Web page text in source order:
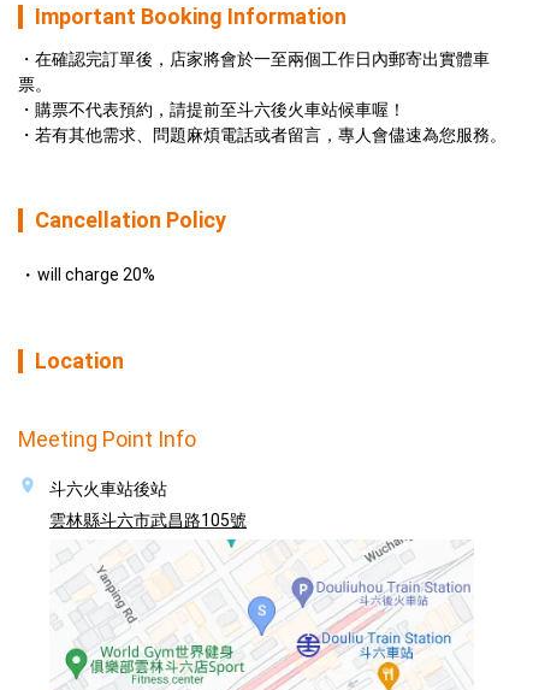
Important Booking Information
在確認完訂單後，店家將會於一至兩個工作日內郵寄出實體車
票。
購票不代表預約，請提前至斗六後火車站候車喔！
若有其他需求、問題麻煩電話或者留言，專人會儘速為您服務。
Cancellation Policy
will charge 20%
Location
Meeting Point Info
斗六火車站後站
雲林縣斗六市武昌路105號